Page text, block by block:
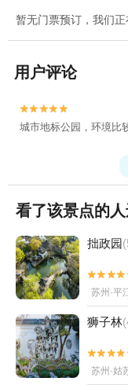
暂无门票预订，我们
用户评论


城市地标公园，环境比
看了该景点的
拙政园
苏州·平
狮子林
苏州·姑